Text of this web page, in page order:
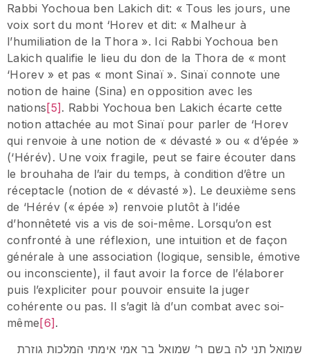
Rabbi Yochoua ben Lakich dit: « Tous les jours, une
voix sort du mont ‘Horev et dit: « Malheur à
l’humiliation de la Thora ». Ici Rabbi Yochoua ben
Lakich qualifie le lieu du don de la Thora de « mont
‘Horev » et pas « mont Sinaï ». Sinaï connote une
notion de haine (Sina) en opposition avec les
nations[5]. Rabbi Yochoua ben Lakich écarte cette
notion attachée au mot Sinaï pour parler de ‘Horev
qui renvoie à une notion de « dévasté » ou « d’épée »
(‘Hérév). Une voix fragile, peut se faire écouter dans
le brouhaha de l’air du temps, à condition d’être un
réceptacle (notion de « dévasté »). Le deuxième sens
de ‘Hérév (« épée ») renvoie plutôt à l’idée
d’honnêteté vis a vis de soi-même. Lorsqu’on est
confronté à une réflexion, une intuition et de façon
générale à une association (logique, sensible, émotive
ou inconsciente), il faut avoir la force de l’élaborer
puis l’expliciter pour pouvoir ensuite la juger
cohérente ou pas. Il s’agit là d’un combat avec soi-
même[6].
שמואל תני לה בשם ר’ שמואל בר אמי אימתי המלכות גוזרת